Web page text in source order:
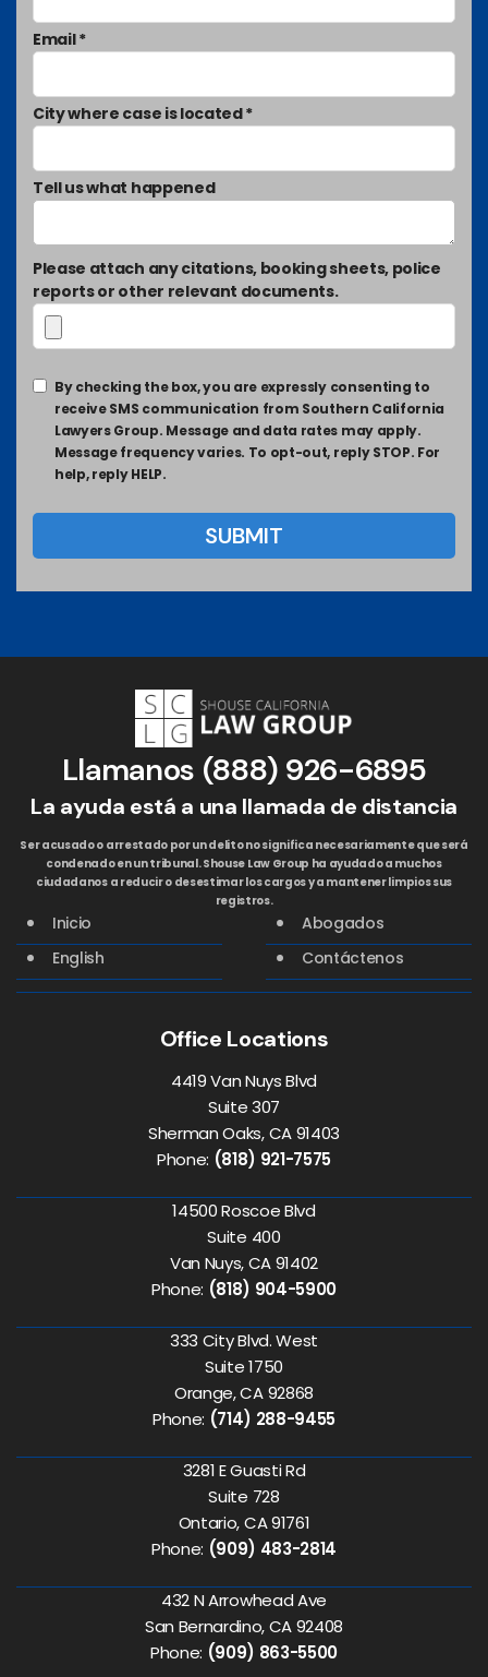
Email *
City where case is located *
Tell us what happened
Please attach any citations, booking sheets, police
reports or other relevant documents.
By checking the box, you are expressly consenting to
receive SMS communication from Southern California
Lawyers Group. Message and data rates may apply.
Message frequency varies. To opt-out, reply STOP. For
help, reply HELP.
Llamanos (888) 926-6895
La ayuda está a una llamada de distancia
Ser acusado o arrestado por un delito no significa necesariamente que será
condenado en un tribunal. Shouse Law Group ha ayudado a muchos
ciudadanos a reducir o desestimar los cargos y a mantener limpios sus
registros.
Inicio
Abogados
English
Contáctenos
Office Locations
4419 Van Nuys Blvd
Suite 307
Sherman Oaks, CA 91403
Phone: (818) 921-7575
14500 Roscoe Blvd
Suite 400
Van Nuys, CA 91402
Phone: (818) 904-5900
333 City Blvd. West
Suite 1750
Orange, CA 92868
Phone: (714) 288-9455
3281 E Guasti Rd
Suite 728
Ontario, CA 91761
Phone: (909) 483-2814
432 N Arrowhead Ave
San Bernardino, CA 92408
Phone: (909) 863-5500